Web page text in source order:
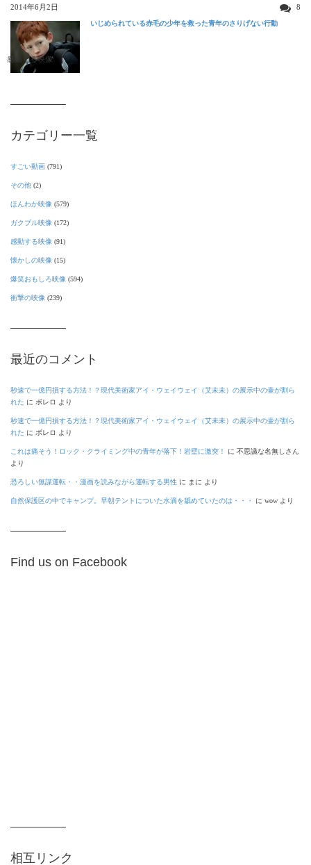
2014年6月2日 8
感動する映像
いじめられている赤毛の少年を救った青年のさりげない行動
カテゴリー一覧
すごい動画 (791)
その他 (2)
ほんわか映像 (579)
ガクブル映像 (172)
感動する映像 (91)
懐かしの映像 (15)
爆笑おもしろ映像 (594)
衝撃の映像 (239)
最近のコメント
秒速で一億円損する方法！？現代美術家アイ・ウェイウェイ（艾未未）の展示中の壷が割ら
れた に ボレロ より
秒速で一億円損する方法！？現代美術家アイ・ウェイウェイ（艾未未）の展示中の壷が割ら
れた に ボレロ より
これは痛そう！ロック・クライミング中の青年が落下！岩壁に激突！ に 不思議な名無しさん
より
恐ろしい無謀運転・・漫画を読みながら運転する男性 に まに より
自然保護区の中でキャンプ。早朝テントについた水滴を舐めていたのは・・・ に wow より
Find us on Facebook
相互リンク